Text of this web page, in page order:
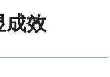
成效